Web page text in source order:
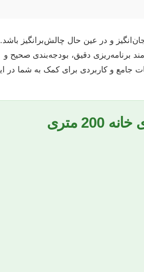
می‌تواند تجربه‌ای هیجان‌انگیز و در عین حال چالش‌برانگیز
برنامه‌ریزی دقیق، بودجه‌بندی صحیح و
جامع و کاربردی برای کمک به شما در
متری